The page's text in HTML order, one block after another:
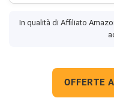
In qualità di Affiliato
OFFERTE